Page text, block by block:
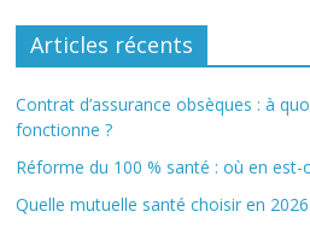
Articles récents
Contrat d’assurance obsèques : à
fonctionne ?
Réforme du 100 % santé : où en est-
Quelle mutuelle santé choisir en